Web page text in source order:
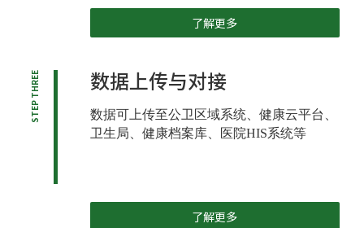
了解更多
STEP THREE 数据上传与对接
数据可上传至公卫区域系统、健康云平台、
卫生局、健康档案库、医院HIS系统等
了解更多